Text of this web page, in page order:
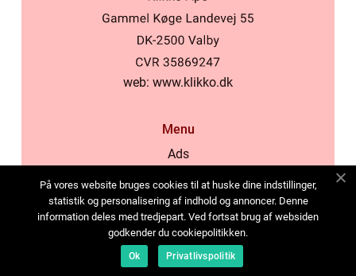
web: www.klikko.dk
Menu
Ads
Cookies
Contact
Sitemap
På vores website bruges cookies til at huske dine indstillinger,
statistik og personalisering af indhold og annoncer. Denne
information deles med tredjepart. Ved fortsat brug af websiden
godkender du cookiepolitikken.
Ok Privatlivspolitik